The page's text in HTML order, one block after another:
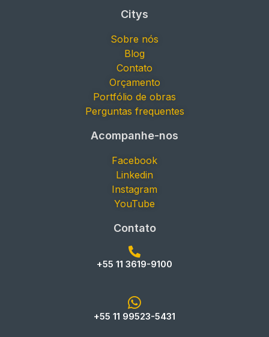
Citys
Sobre nós
Blog
Contato
Orçamento
Portfólio de obras
Perguntas frequentes
Acompanhe-nos
Facebook
Linkedin
Instagram
YouTube
Contato
+55 11 3619-9100
+55 11 99523-5431